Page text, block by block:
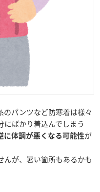
のパンツなど防寒着は様々
ばかり着込んでしまう
に体調が悪くなる可能性が
が、暑い箇所もあるかも